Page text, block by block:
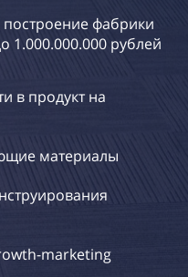
фабрики
1.000.000.000 рублей
в продукт на
материалы
marketing